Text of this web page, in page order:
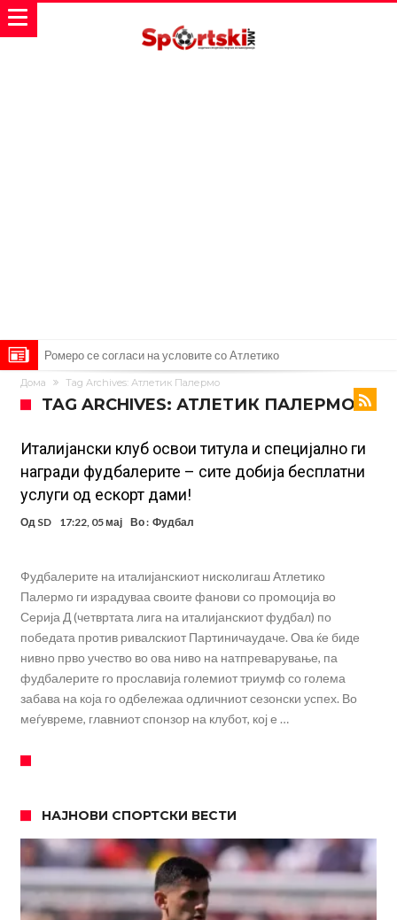
Ромеро се согласи на условите со Атлетико
Мурињо воведува строга дисциплина во Реал Мадрид: Ова се
Барселона!
Тикет на денот (сабота, 08.08.2026)
Судење за смртта на Марадона: Откриени нови детали
Англиски репрезентативец обвинет за напад во ноќен клуб – ќе
вреден 69 милиони евра!
Кој го убеди Родри да ја избере Барселона?
Инфантино го возвраќа ударот, кој сè досега го поддржал?
Дома Tag Archives: Атлетик Палермо
TAG ARCHIVES: АТЛЕТИК ПАЛЕРМО
Италијански клуб освои титула и специјално ги
награди фудбалерите – сите добија бесплатни
услуги од ескорт дами!
Од SD 17:22, 05 мај Во : Фудбал
Фудбалерите на италијанскиот нисколигаш Атлетико
Палермо ги израдуваа своите фанови со промоција во
Серија Д (четвртата лига на италијанскиот фудбал) по
победата против ривалскиот Партиничаудаче. Ова ќе биде
нивно прво учество во ова ниво на натпреварување, па
фудбалерите го прославија големиот триумф со голема
забава на која го одбележаа одличниот сезонски успех. Во
меѓувреме, главниот спонзор на клубот, кој е …
НАЈНОВИ СПОРТСКИ ВЕСТИ